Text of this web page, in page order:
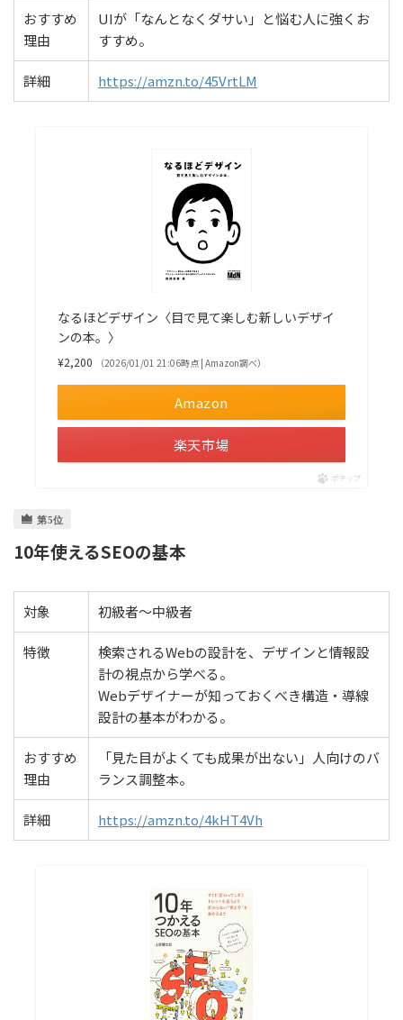
おすすめ
理由
UIが「なんとなくダサい」と悩む人に強くお
すすめ。
詳細 https://amzn.to/45VrtLM
なるほどデザイン〈目で見て楽しむ新しいデザイ
ンの本。〉
¥2,200 （2026/01/01 21:06時点 | Amazon調べ）
Amazon
楽天市場
ポチップ
10年使えるSEOの基本
対象 初級者〜中級者
特徴
検索されるWebの設計を、デザインと情報設
計の視点から学べる。
Webデザイナーが知っておくべき構造・導線
設計の基本がわかる。
おすすめ
理由
「見た目がよくても成果が出ない」人向けのバ
ランス調整本。
詳細 https://amzn.to/4kHT4Vh